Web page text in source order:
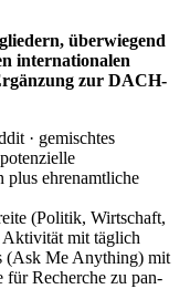
überwiegend
internationalen
zur DACH-
· gemischtes
plus ehrenamtliche
(Politik, Wirtschaft,
Aktivität mit täglich
(Ask Me Anything) mit
Recherche zu pan-